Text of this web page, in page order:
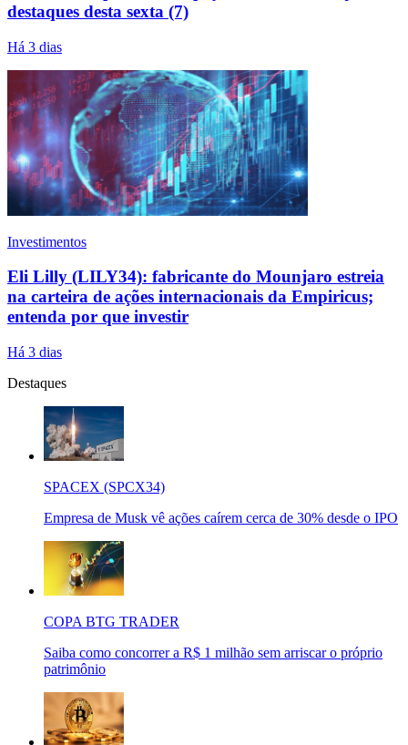
destaques desta sexta (7)
Há 3 dias
Investimentos
Eli Lilly (LILY34): fabricante do Mounjaro estreia
na carteira de ações internacionais da Empiricus;
entenda por que investir
Há 3 dias
Destaques
SPACEX (SPCX34)
Empresa de Musk vê ações caírem cerca de 30% desde o IPO
COPA BTG TRADER
Saiba como concorrer a R$ 1 milhão sem arriscar o próprio
patrimônio